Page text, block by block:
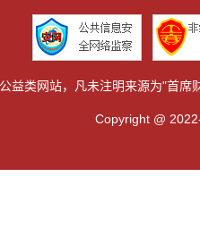
益类网站，凡未注明来源为"首
Copyright @